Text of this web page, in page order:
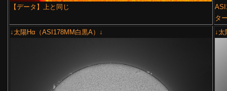
【データ】上と同じ
タ
↓太陽Hα（ASI178MM白黒A）↓
↓太